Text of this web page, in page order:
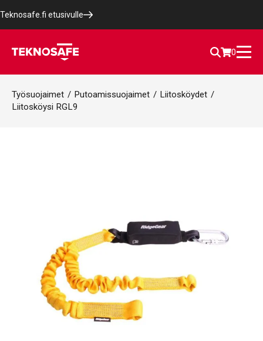
Teknosafe.fi etusivulle
0
Työsuojaimet / Putoamissuojaimet / Liitosköydet /
Liitosköysi RGL9